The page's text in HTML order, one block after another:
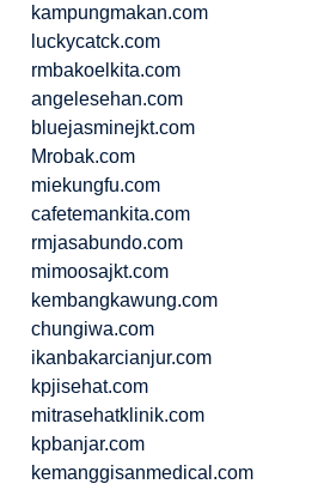
kampungmakan.com
luckycatck.com
rmbakoelkita.com
angelesehan.com
bluejasminejkt.com
Mrobak.com
miekungfu.com
cafetemankita.com
rmjasabundo.com
mimoosajkt.com
kembangkawung.com
chungiwa.com
ikanbakarcianjur.com
kpjisehat.com
mitrasehatklinik.com
kpbanjar.com
kemanggisanmedical.com